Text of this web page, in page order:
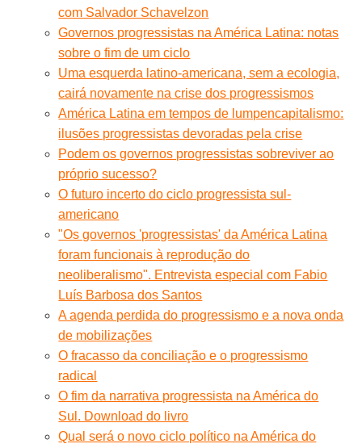
com Salvador Schavelzon
Governos progressistas na América Latina: notas
sobre o fim de um ciclo
Uma esquerda latino-americana, sem a ecologia,
cairá novamente na crise dos progressismos
América Latina em tempos de lumpencapitalismo:
ilusões progressistas devoradas pela crise
Podem os governos progressistas sobreviver ao
próprio sucesso?
O futuro incerto do ciclo progressista sul-
americano
"Os governos 'progressistas' da América Latina
foram funcionais à reprodução do
neoliberalismo". Entrevista especial com Fabio
Luís Barbosa dos Santos
A agenda perdida do progressismo e a nova onda
de mobilizações
O fracasso da conciliação e o progressismo
radical
O fim da narrativa progressista na América do
Sul. Download do livro
Qual será o novo ciclo político na América do